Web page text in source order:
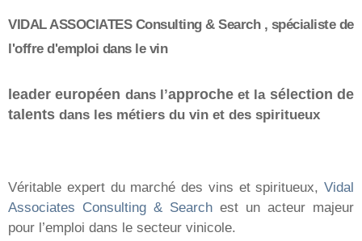
VIDAL ASSOCIATES Consulting & Search , spécialiste de
l'offre d'emploi dans le vin
leader européen dans l’approcheet la sélection de
talents dans les métiers du vin et des spiritueux
Véritable expert du marché des vins et spiritueux, Vidal
Associates Consulting & Search est un acteur majeur
pour l’emploi dans le secteur vinicole.